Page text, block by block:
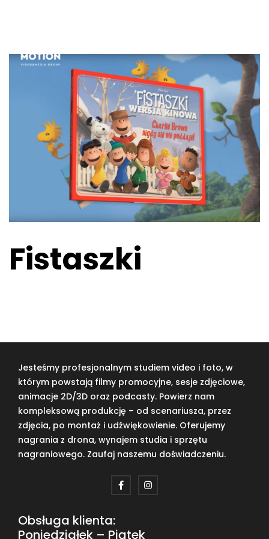
Fistaszki
Jesteśmy profesjonalnym studiem video i foto, w
którym powstają filmy promocyjne, sesje zdjęciowe,
animacje 2D/3D oraz podcasty. Powierz nam
kompleksową produkcję – od scenariusza, przez
zdjęcia, po montaż i udźwiękowienie. Oferujemy
nagrania z drona, wynajem studia i sprzętu
nagraniowego. Zaufaj naszemu doświadczeniu.
Obsługa klienta:
Poniedziałek – Piątek